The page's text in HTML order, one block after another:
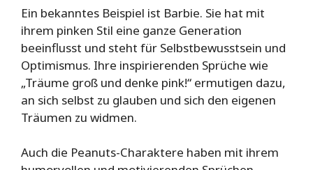
Ein bekanntes Beispiel ist Barbie. Sie hat mit
ihrem pinken Stil eine ganze Generation
beeinflusst und steht für Selbstbewusstsein und
Optimismus. Ihre inspirierenden Sprüche wie
„Träume groß und denke pink!“ ermutigen dazu,
an sich selbst zu glauben und sich den eigenen
Träumen zu widmen.
Auch die Peanuts-Charaktere haben mit ihrem